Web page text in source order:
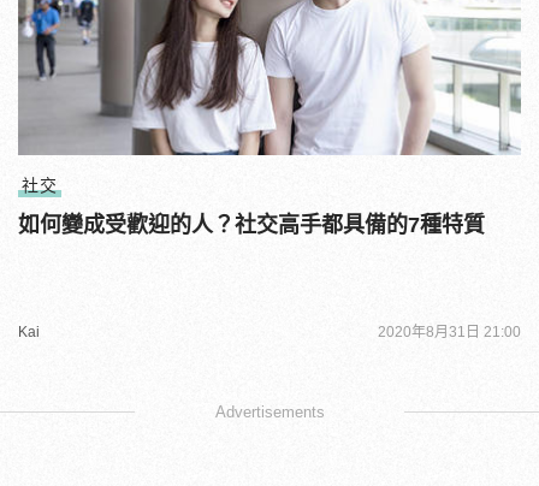
社交
如何變成受歡迎的人？社交高手都具備的7種特質
Kai 2020年8月31日 21:00
Advertisements